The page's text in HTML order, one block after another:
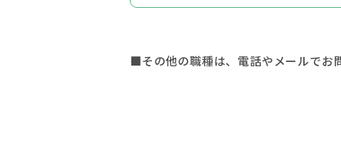
■その他の職種は、電話やメールでお